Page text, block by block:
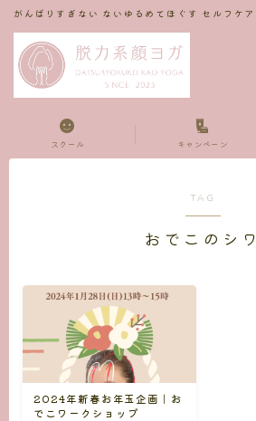
がんばりすぎない ないゆるめてほぐす セルフケア
スクール キャンペーン
TAG
おでこのシワ
2024年新春お年玉企画｜お
でこワークショップ